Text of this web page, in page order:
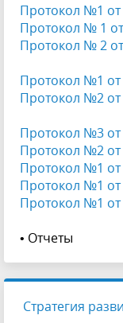
Протокол №1 от
Протокол № 1
Протокол № 2
Протокол №1 от
Протокол №2 от
Протокол №3 от
Протокол №2 от
Протокол №1 от
Протокол №1 от
Протокол №1 от
• Отчеты
Стратегия